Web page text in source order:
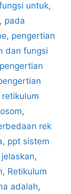
untuk,
, pada
, pengertian
dan fungsi
pengertian
,
rek
, ppt sistem
,
, Retikulum
adalah,